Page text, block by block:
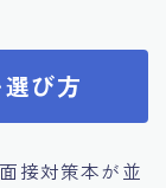
び方
接対策本が並